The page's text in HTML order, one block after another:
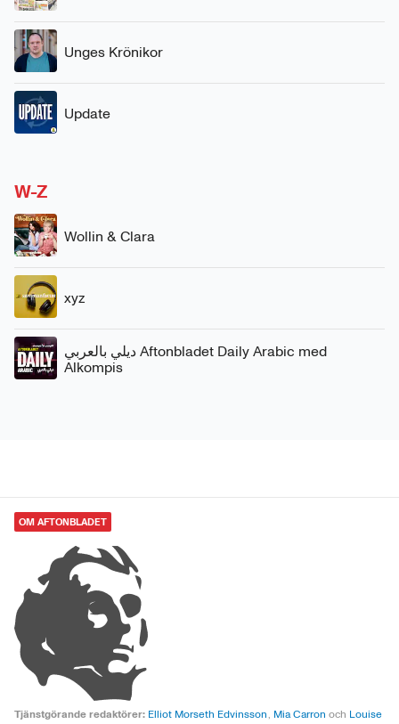
Unges Krönikor
Update
W-Z
Wollin & Clara
xyz
ديلي بالعربي Aftonbladet Daily Arabic med
Alkompis
OM AFTONBLADET
Tjänstgörande redaktörer: Elliot Morseth Edvinsson Mia Carron och Louise